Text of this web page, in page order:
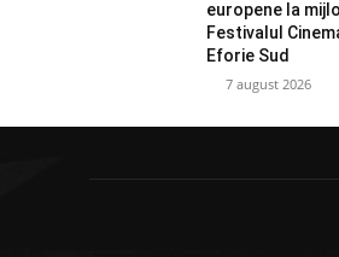
europene la
Festivalul
Eforie Sud
7 august 2026